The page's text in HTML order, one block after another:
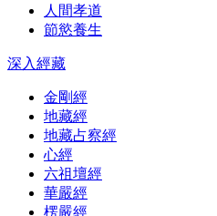
人間孝道
節慾養生
深入經藏
金剛經
地藏經
地藏占察經
心經
六祖壇經
華嚴經
楞嚴經